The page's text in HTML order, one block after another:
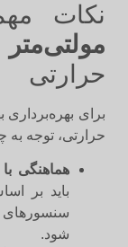
نکات
مولتی‌متر
حرارتی
برای بهره‌برداری
حرارتی، توجه به
هماهنگی
باید بر
شود.